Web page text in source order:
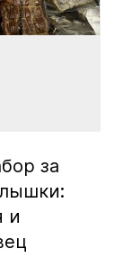
за
и